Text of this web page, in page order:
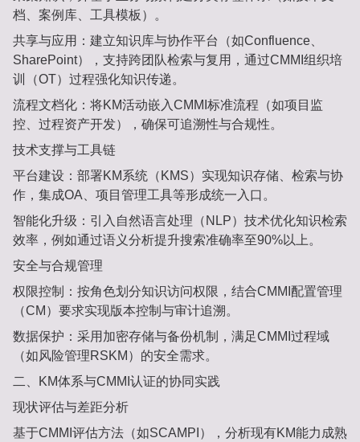
档、案例库、工具模板）‌。
共享与应用‌：建立知识库与协作平台（如Confluence、
SharePoint），支持跨团队检索与复用，通过CMMI组织培
训（OT）过程强化知识传递‌。
流程文档化‌：将KM活动嵌入CMMI标准流程（如项目监
控、过程资产开发），确保可追溯性与合规性‌。
技术支撑与工具链‌
平台建设‌：部署KM系统（KMS）实现知识存储、检索与协
作，集成OA、项目管理工具等形成统一入口‌。
智能化升级‌：引入自然语言处理（NLP）技术优化知识检索
效率，例如通过语义分析提升搜索准确率至90%以上‌。
安全与合规管理‌
权限控制‌：按角色划分知识访问权限，结合CMMI配置管理
（CM）要求实现版本控制与审计追溯‌。
数据保护‌：采用加密存储与备份机制，满足CMMI过程域
（如风险管理RSKM）的安全需求‌。
二、KM体系与CMMI认证的协同实践‌
现状评估与差距分析‌
基于CMMI评估方法（如SCAMPI），分析现有KM能力成熟